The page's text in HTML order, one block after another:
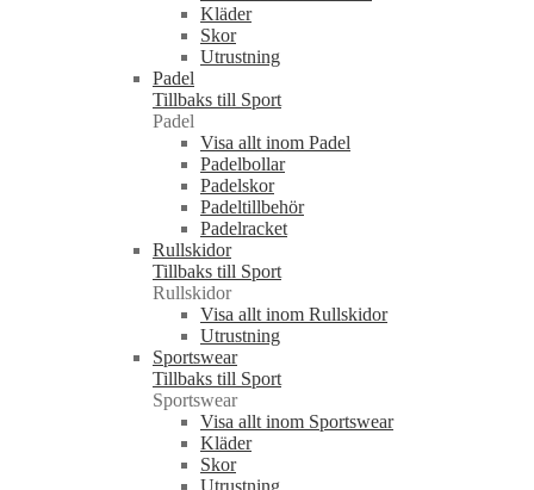
Kläder
Skor
Utrustning
Padel
Tillbaks till Sport
Padel
Visa allt inom Padel
Padelbollar
Padelskor
Padeltillbehör
Padelracket
Rullskidor
Tillbaks till Sport
Rullskidor
Visa allt inom Rullskidor
Utrustning
Sportswear
Tillbaks till Sport
Sportswear
Visa allt inom Sportswear
Kläder
Skor
Utrustning